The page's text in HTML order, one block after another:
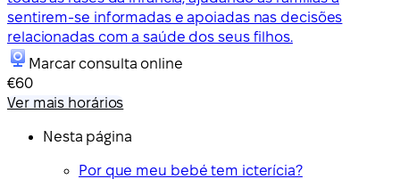
sentirem-se informadas e apoiadas nas decisões
relacionadas com a saúde dos seus filhos.
Marcar consulta online
€60
Ver mais horários
Nesta página
Por que meu bebé tem icterícia?